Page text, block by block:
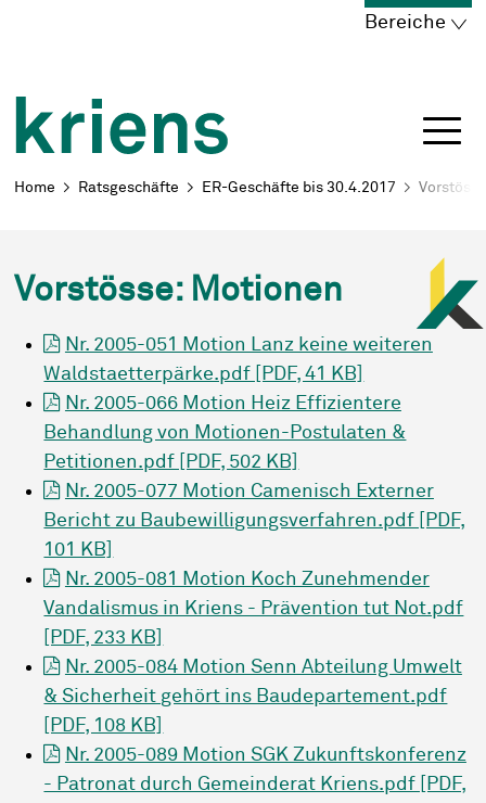
Navigieren in Kriens
Bereiche
Breadcrumb
Home Ratsgeschäfte ER-Geschäfte bis 30.4.2017
Vorstösse: Motionen
Nr. 2005-051 Motion Lanz keine weiteren
Waldstaetterpärke.pdf [PDF, 41 KB]
Nr. 2005-066 Motion Heiz Effizientere
Behandlung von Motionen-Postulaten &
Petitionen.pdf [PDF, 502 KB]
Nr. 2005-077 Motion Camenisch Externer
Bericht zu Baubewilligungsverfahren.pdf [PDF,
101 KB]
Nr. 2005-081 Motion Koch Zunehmender
Vandalismus in Kriens - Prävention tut Not.pdf
[PDF, 233 KB]
Nr. 2005-084 Motion Senn Abteilung Umwelt
& Sicherheit gehört ins Baudepartement.pdf
[PDF, 108 KB]
Nr. 2005-089 Motion SGK Zukunftskonferenz
- Patronat durch Gemeinderat Kriens.pdf [PDF,